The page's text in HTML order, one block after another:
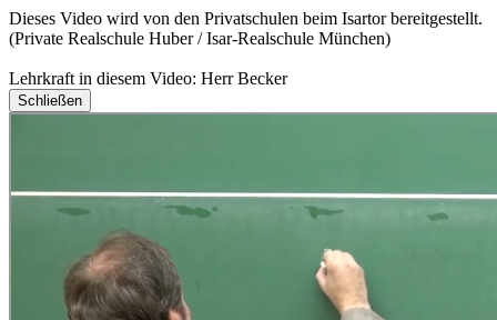
Dieses Video wird von den Privatschulen beim Isartor bereitgestellt.
(Private Realschule Huber / Isar-Realschule München)
Lehrkraft in diesem Video: Herr Becker
Schließen